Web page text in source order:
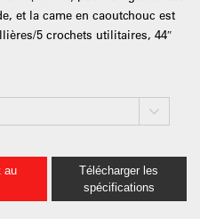
et la came en caoutchouc est
5 crochets utilitaires, 44″
au
Télécharger les
spécifications